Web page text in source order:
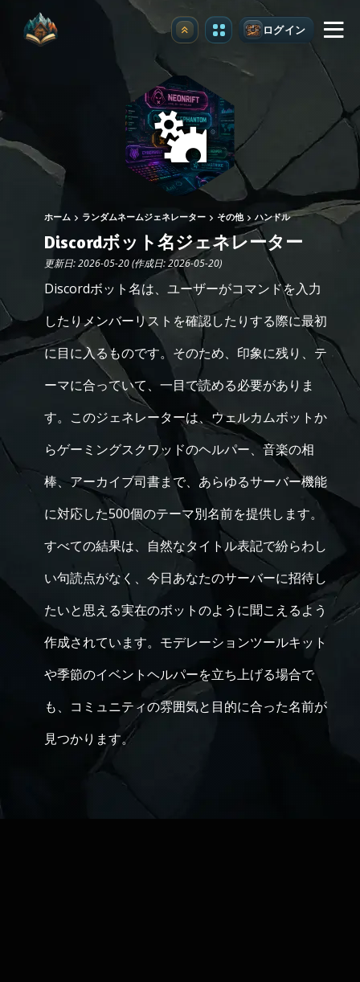
アップグレード ログイン
ホーム ランダムネームジェネレーター その他 ハンドル
Discordボット名ジェネレーター
更新日: 2026-05-20 (作成日: 2026-05-20)
Discordボット名は、ユーザーがコマンドを入力
したりメンバーリストを確認したりする際に最初
に目に入るものです。そのため、印象に残り、テ
ーマに合っていて、一目で読める必要がありま
す。このジェネレーターは、ウェルカムボットか
らゲーミングスクワッドのヘルパー、音楽の相
棒、アーカイブ司書まで、あらゆるサーバー機能
に対応した500個のテーマ別名前を提供します。
すべての結果は、自然なタイトル表記で紛らわし
い句読点がなく、今日あなたのサーバーに招待し
たいと思える実在のボットのように聞こえるよう
作成されています。モデレーションツールキット
や季節のイベントヘルパーを立ち上げる場合で
も、コミュニティの雰囲気と目的に合った名前が
見つかります。